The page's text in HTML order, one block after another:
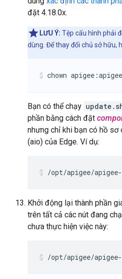
đặt 4.18.0x.
LƯU Ý: Tệp cấu hình phải
dùng. Để thay đổi chủ sở hữu,
chown apigee:apigee
Bạn có thể chạy
phần bằng cách đặt
nhưng chỉ khi bạn có hồ
(aio) của Edge. Ví dụ:
/opt/apigee/
Khởi động lại thành phần
trên tất cả các nút đang
chưa thực hiện việc này:
/opt/apigee/